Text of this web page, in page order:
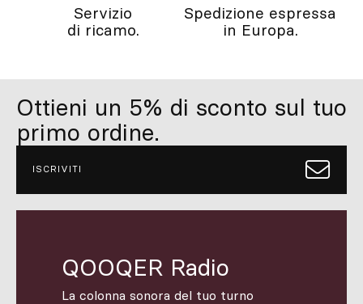
Servizio
di ricamo.
Spedizione espressa
in Europa.
Ottieni un 5% di sconto sul tuo
primo ordine.
ISCRIVITI
QOOQER Radio
La colonna sonora del tuo turno